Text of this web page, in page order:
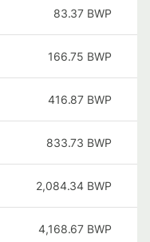
83.37 BWP
166.75 BWP
416.87 BWP
833.73 BWP
2,084.34 BWP
4,168.67 BWP